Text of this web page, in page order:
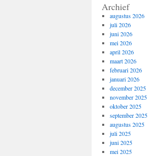
Archief
augustus 2026
juli 2026
juni 2026
mei 2026
april 2026
maart 2026
februari 2026
januari 2026
december 2025
november 2025
oktober 2025
september 2025
augustus 2025
juli 2025
juni 2025
mei 2025